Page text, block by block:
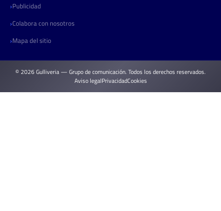
Publicidad
Colabora con nosotros
Mapa del sitio
© 2026 Gulliveria — Grupo de comunicación. Todos los derechos reservados.
Aviso legalPrivacidadCookies